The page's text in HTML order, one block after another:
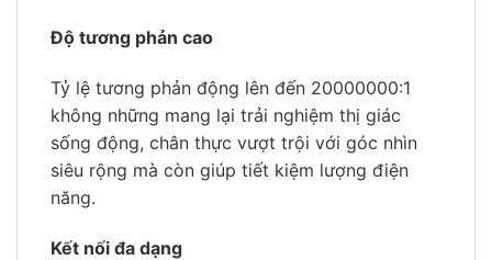
Độ tương phản cao
Tỷ lệ tương phản động lên đến 20000000:1
không những mang lại trải nghiệm thị giác
sống động, chân thực vượt trội với góc nhìn
siêu rộng mà còn giúp tiết kiệm lượng điện
năng.
Kết nối đa dạng